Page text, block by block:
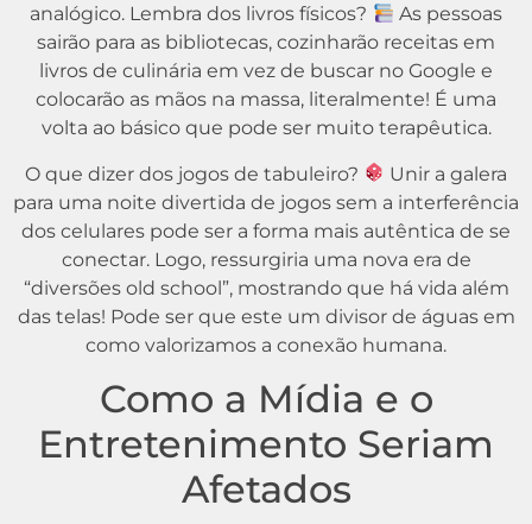
analógico. Lembra dos livros físicos?
As pessoas
sairão para as bibliotecas, cozinharão receitas em
livros de culinária em vez de buscar no Google e
colocarão as mãos na massa, literalmente! É uma
volta ao básico que pode ser muito terapêutica.
O que dizer dos jogos de tabuleiro?
Unir a galera
para uma noite divertida de jogos sem a interferência
dos celulares pode ser a forma mais autêntica de se
conectar. Logo, ressurgiria uma nova era de
“diversões old school”, mostrando que há vida além
das telas! Pode ser que este um divisor de águas em
como valorizamos a conexão humana.
Como a Mídia e o
Entretenimento Seriam
Afetados